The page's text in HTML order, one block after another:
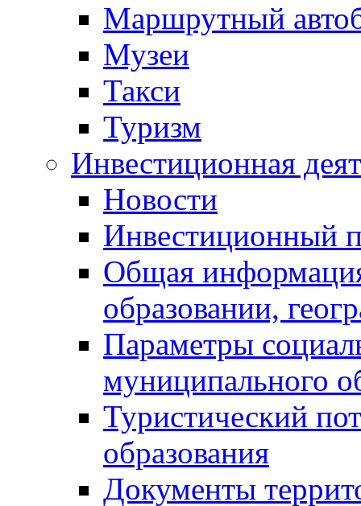
Маршрутный
Музеи
Такси
Туризм
Инвестиционная
Новости
Инвестиционный
Общая
образовании,
Параметры
муниципального
Туристический
образования
Документы